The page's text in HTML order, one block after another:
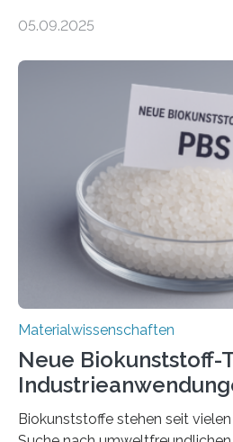
– nur eine Atomlage dick, aber
Sensoren, leistungsstarken
Solarzellen. Eine neue Studie
noch auf ein neues Level: Zum
Forschende an der Universität
mit Kollegen aus Braunschweig,
Schweiz direkt beobachtet, wie
05.09.2025
Materialwissenschaften
Neue Biokunststoff-
Biokunststoffe stehen seit